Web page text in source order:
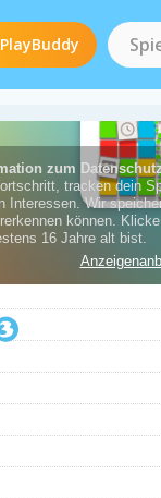
PlayBuddy